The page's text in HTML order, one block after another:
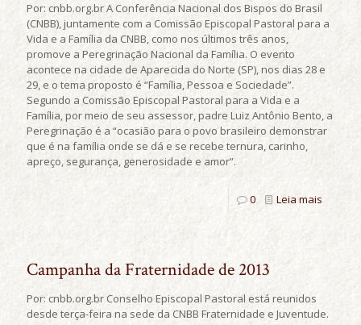
Por: cnbb.org.br A Conferência Nacional dos Bispos do Brasil
(CNBB), juntamente com a Comissão Episcopal Pastoral para a
Vida e a Família da CNBB, como nos últimos três anos,
promove a Peregrinação Nacional da Família. O evento
acontece na cidade de Aparecida do Norte (SP), nos dias 28 e
29, e o tema proposto é “Família, Pessoa e Sociedade”.
Segundo a Comissão Episcopal Pastoral para a Vida e a
Família, por meio de seu assessor, padre Luiz Antônio Bento, a
Peregrinação é a “ocasião para o povo brasileiro demonstrar
que é na família onde se dá e se recebe ternura, carinho,
apreço, segurança, generosidade e amor”.
0 Leia mais
Campanha da Fraternidade de 2013
Por: cnbb.org.br Conselho Episcopal Pastoral está reunidos
desde terça-feira na sede da CNBB Fraternidade e Juventude.